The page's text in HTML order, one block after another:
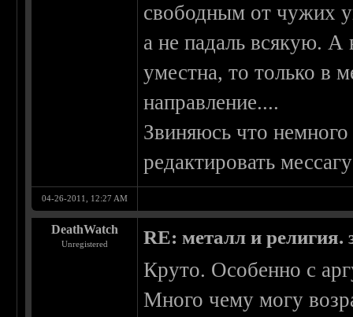
свободным от чужих
а не падаль всякую. А
уместна, то только в
направление....
Звиняюсь что
редактировать
04-26-2011, 12:27 AM
DeathWatch
Unregistered RE: металл и религия.
Круто. Особенно с
Много чему могу